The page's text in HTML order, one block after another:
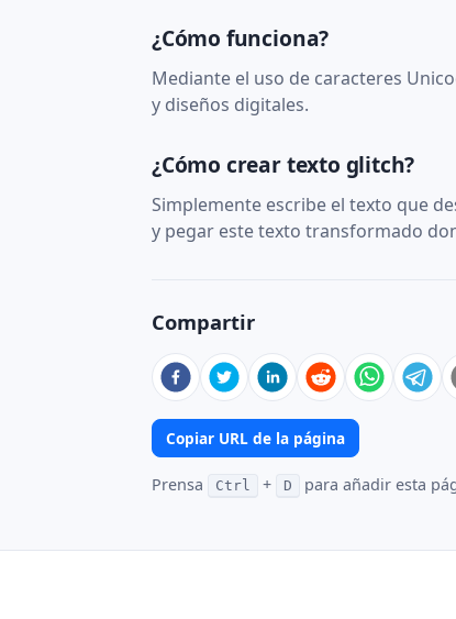
¿Cómo funciona?
Mediante el uso de caracteres
y diseños digitales.
¿Cómo crear texto glitch?
Simplemente escribe el texto que
y pegar este texto transformado
Compartir
Copiar URL de la página
Prensa Ctrl + D para añadir esta